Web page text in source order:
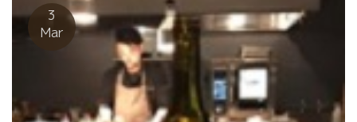
ィスト・クザン Baptiste Cousinのワイン 先月のアンジュで開
催されたヴァン・ナチュール見本市 Salon Anonymes アノニムで
飲んだばかり。 バティストにも逢ったばかり。 あのオリヴィエ・
クザンの長男坊。 昨年、そのバティストに 待望の赤ちゃんが生
まれた。 男の子だ。 ますます気合がはいるバティスト。
バティストは二十歳の時に、日本に一年ほど滞在したことがあ
る。 東京のオザミ・デ・ヴァン、大阪のパッション・エ・ナチュ
3
Mar